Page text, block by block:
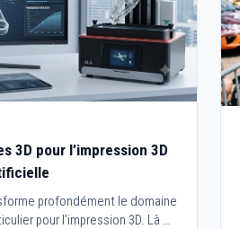
3D pour l’impression 3D
profondément le domaine
pour l’impression 3D. Là où